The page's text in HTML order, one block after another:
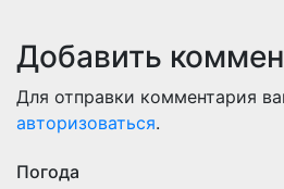
Добавить
Для отправки комментария
авторизоваться.
Погода